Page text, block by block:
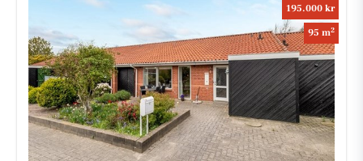
195.000 kr
95 m2